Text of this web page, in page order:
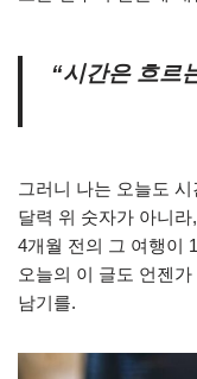
“시간은 흐르
그러니 나는 오늘도
달력 위 숫자가 아니
4개월 전의 그 여행이
오늘의 이 글도 언젠
남기를.